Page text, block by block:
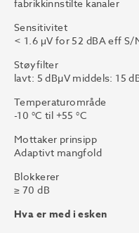
fabrikkinnstilte kanaler
Sensitivitet
< 1.6 μV for 52 dBA eff S/
Støyfilter
lavt: 5 dBµV middels: 15
Temperaturområde
-10 °C til +55 °C
Mottaker prinsipp
Adaptivt mangfold
Blokkerer
≥ 70 dB
Hva er med i esken